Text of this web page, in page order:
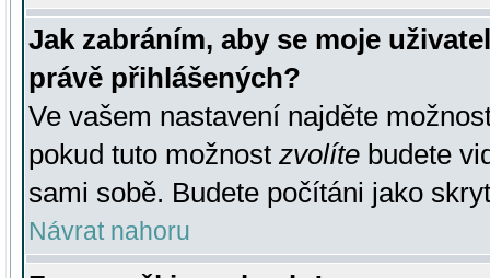
Jak zabráním, aby se moje
právě přihlášených?
Ve vašem nastavení najděte
pokud tuto možnost zvolíte budete
sami sobě. Budete počítáni jako
Návrat nahoru